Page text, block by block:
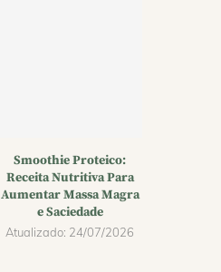
Smoothie Proteico:
Receita Nutritiva Para
Aumentar Massa Magra
e Saciedade
Atualizado: 24/07/2026